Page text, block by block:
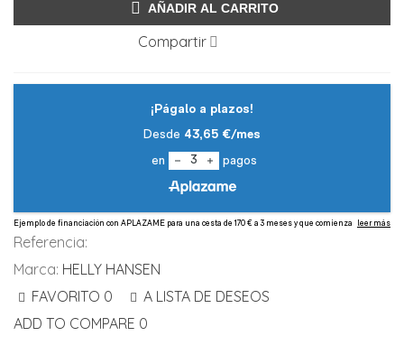
AÑADIR AL CARRITO
Compartir
Referencia:
Marca: HELLY HANSEN
FAVORITO 0
A LISTA DE DESEOS
ADD TO COMPARE 0